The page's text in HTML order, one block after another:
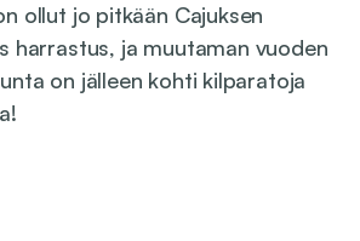
ollut jo pitkään Cajuksen
harrastus, ja muutaman vuoden
on jälleen kohti kilparatoja